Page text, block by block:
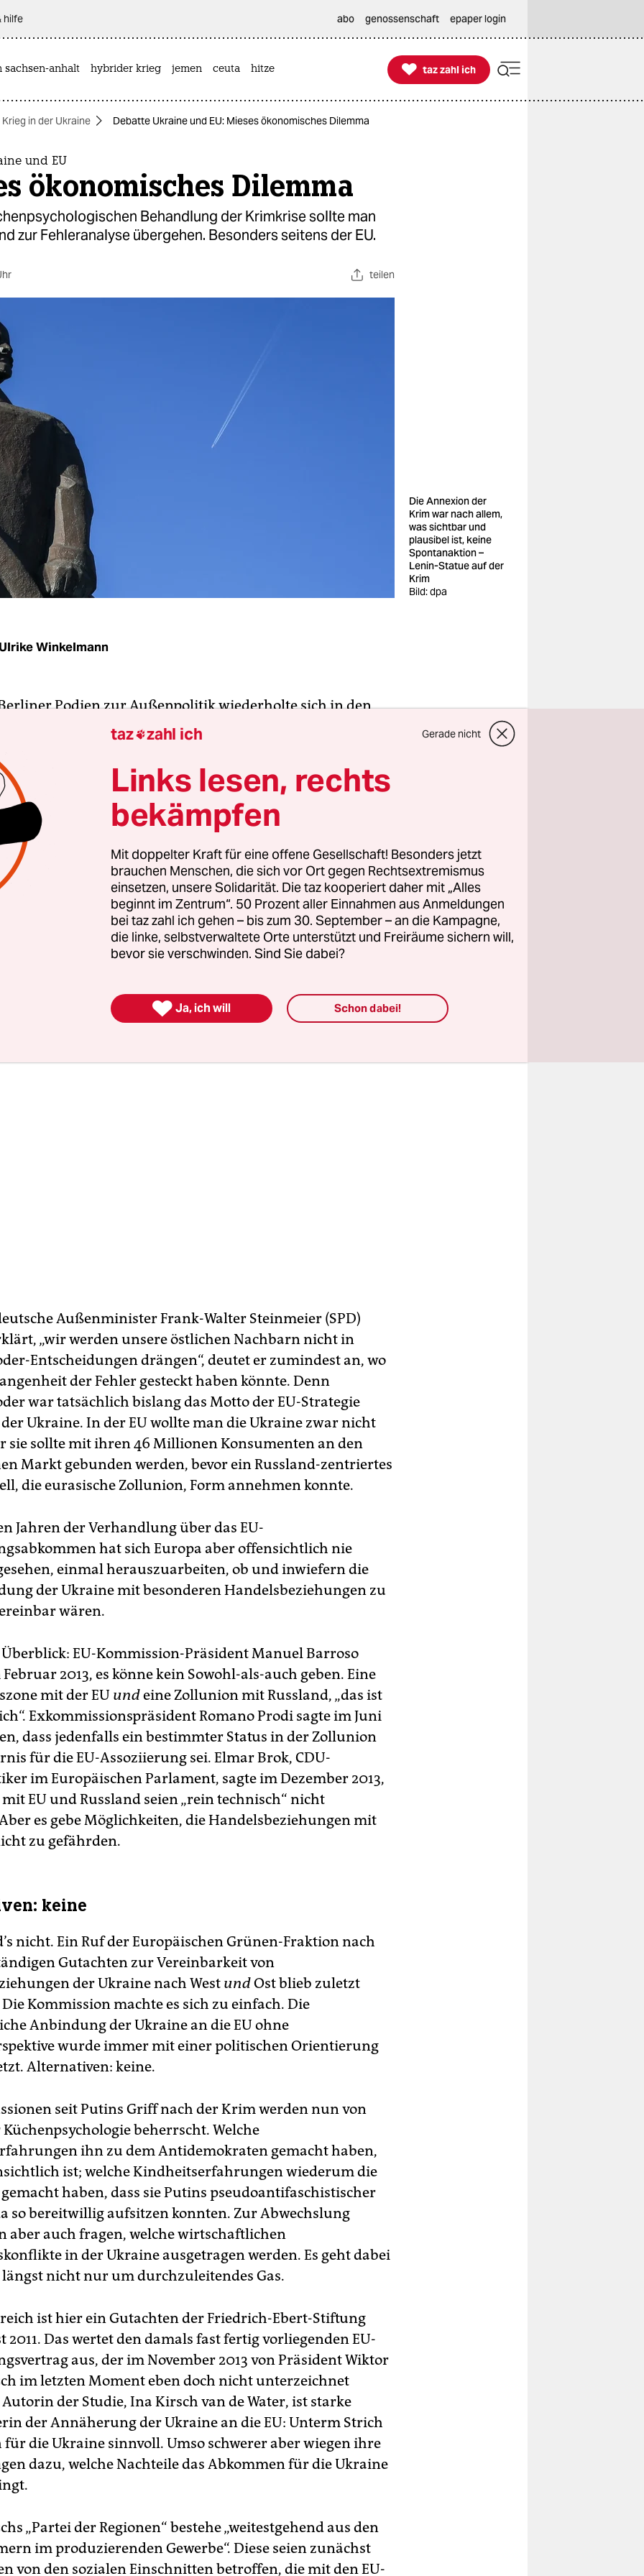
hilfe abo genossenschaft epaper login
sachsen-anhalt hybrider krieg jemen ceuta hitze 
taz zahl ich
taz zahl ich
Krieg in der Ukraine Debatte Ukraine und EU: Mieses ökonomisches Dilemma
und EU
ökonomisches Dilemma
Behandlung der Krimkrise sollte man
zur Fehleranalyse übergehen. Besonders seitens der EU.
teilen
Die Annexion der
Krim war nach allem,
was sichtbar und
plausibel ist, keine
Spontanaktion –
Lenin-Statue auf der
Krim
Bild: dpa
Ulrike Winkelmann
Podien zur Außenpolitik wiederholte sich in den
dasselbe Szenario. Irgendwann sprang ein älterer
rief in den Saal: „Das Problem ist doch: Wir haben keine
Russlandstrategie!“ Meist wurde ihm – mal war es ein
Diplomat, mal ein emeritierter Professor – vom Podium
Jaja, das sei ja wahr, aber was solle man denn tun.
herausgestellt hat, war Russlands Präsident
weniger faul. Die Annexion der Krim war nach allem,
und plausibel ist, keine Spontanaktion, sondern gut
Umso interessanter ist, was Europa eigentlich
hat, eine derartige Eskalation der Lage nach dem Sturz
in Kiew zu vermeiden. Diese Frage richtet sich auch an
es sei doch „klar gewesen“, dass Putin sich die Vorgänge in
„nicht gefallen lassen konnte“.
Außenminister Frank-Walter Steinmeier (SPD)
„wir werden unsere östlichen Nachbarn nicht in
Entscheidungen drängen“, deutet er zumindest an, wo
der Fehler gesteckt haben könnte. Denn
war tatsächlich bislang das Motto der EU-Strategie
Ukraine. In der EU wollte man die Ukraine zwar nicht
sie sollte mit ihren 46 Millionen Konsumenten an den
Markt gebunden werden, bevor ein Russland-zentriertes
die eurasische Zollunion, Form annehmen konnte.
Jahren der Verhandlung über das EU-
hat sich Europa aber offensichtlich nie
einmal herauszuarbeiten, ob und inwiefern die
der Ukraine mit besonderen Handelsbeziehungen zu
wären.
EU-Kommission-Präsident Manuel Barroso
2013, es könne kein Sowohl-als-auch geben. Eine
mit der EU undeine Zollunion mit Russland, „das ist
Exkommissionspräsident Romano Prodi sagte im Juni
dass jedenfalls ein bestimmter Status in der Zollunion
für die EU-Assoziierung sei. Elmar Brok, CDU-
im Europäischen Parlament, sagte im Dezember 2013,
EU und Russland seien „rein technisch“ nicht
es gebe Möglichkeiten, die Handelsbeziehungen mit
zu gefährden.
keine
nicht. Ein Ruf der Europäischen Grünen-Fraktion nach
Gutachten zur Vereinbarkeit von
der Ukraine nach West undOst blieb zuletzt
Die Kommission machte es sich zu einfach. Die
Anbindung der Ukraine an die EU ohne
wurde immer mit einer politischen Orientierung
Alternativen: keine.
seit Putins Griff nach der Krim werden nun von
beherrscht. Welche
ihn zu dem Antidemokraten gemacht haben,
ist; welche Kindheitserfahrungen wiederum die
haben, dass sie Putins pseudoantifaschistischer
so bereitwillig aufsitzen konnten. Zur Abwechslung
aber auch fragen, welche wirtschaftlichen
in der Ukraine ausgetragen werden. Es geht dabei
nicht nur um durchzuleitendes Gas.
ist hier ein Gutachten der Friedrich-Ebert-Stiftung
2011. Das wertet den damals fast fertig vorliegenden EU-
aus, der im November 2013 von Präsident Wiktor
im letzten Moment eben doch nicht unterzeichnet
der Studie, Ina Kirsch van de Water, ist starke
der Annäherung der Ukraine an die EU: Unterm Strich
für die Ukraine sinnvoll. Umso schwerer aber wiegen ihre
dazu, welche Nachteile das Abkommen für die Ukraine
„Partei der Regionen“ bestehe „weitestgehend aus den
im produzierenden Gewerbe“. Diese seien zunächst
von den sozialen Einschnitten betroffen, die mit den EU-
taz zahl ich Gerade nicht
Links lesen, rechts
bekämpfen
Mit doppelter Kraft für eine offene Gesellschaft! Besonders jetzt
brauchen Menschen, die sich vor Ort gegen Rechtsextremismus
einsetzen, unsere Solidarität. Die taz kooperiert daher mit „Alles
beginnt im Zentrum“. 50 Prozent aller Einnahmen aus Anmeldungen
bei taz zahl ich gehen – bis zum 30. September – an die Kampagne,
die linke, selbstverwaltete Orte unterstützt und Freiräume sichern will,
bevor sie verschwinden. Sind Sie dabei?
 Ja, ich will Schon dabei!